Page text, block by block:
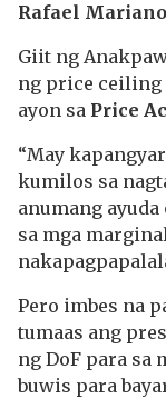
Rafael Mariano
Giit ng
ng price ceiling
ayon sa Price
“May
kumilos sa
anumang
sa mga
Pero imbes na
tumaas ang
ng DoF para sa
buwis para